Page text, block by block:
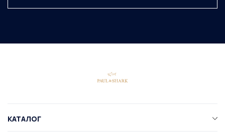
КАТАЛОГ